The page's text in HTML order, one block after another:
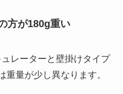
方が180g重い
レーターと壁掛けタイプ
重量が少し異なります。